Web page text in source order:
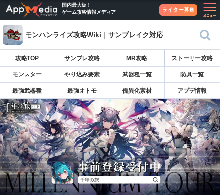
国内最大級！
ゲーム攻略情報メディア
ライター募集
モンハンライズ攻略Wiki｜サンブレイク対応
攻略TOP サンブレ攻略 MR攻略 ストーリー攻略
モンスター やり込み要素 武器種一覧 防具一覧
最強武器種 最強オトモ 傀異化素材 アプデ情報